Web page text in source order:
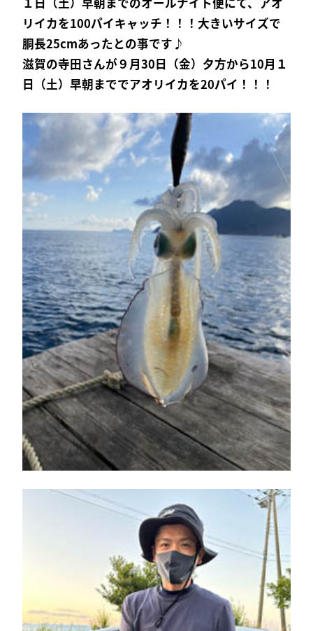
リイカを100パイキャッチ！！！大きいサイズで
胴長25cmあったとの事です♪
滋賀の寺田さんが９月30日（金）夕方から10月１
日（土）早朝まででアオリイカを20パイ！！！